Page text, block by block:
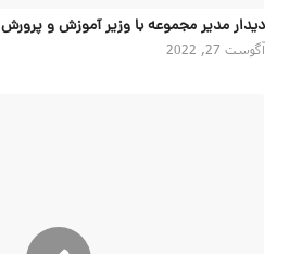
دیدار مدیر مجموعه با وزیر آموزش و پرورش
آگوست 27, 2022